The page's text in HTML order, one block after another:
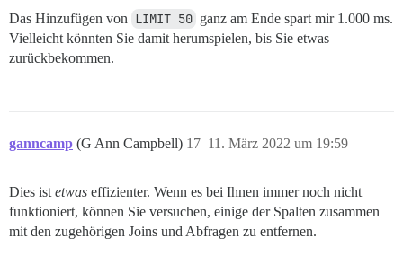
        COUNT(distinct tv.topic_id) AS topic_id
    FROM topic_views tv
    LEFT JOIN topics t on tv.topic_id=t.id
tva AS (
SELECT tv.user_id,
    COUNT(distinct tv.topic_id) AS topic_id
FROM t, topic_views tv
Das Hinzufügen von LIMIT 50 ganz am Ende spart mir 1.000 ms.
Vielleicht könnten Sie damit herumspielen, bis Sie etwas
zurückbekommen.
ganncamp (G Ann Campbell) 11. März 2022 um 19:59
17
Dies ist etwas effizienter. Wenn es bei Ihnen immer noch nicht
funktioniert, können Sie versuchen, einige der Spalten zusammen
mit den zugehörigen Joins und Abfragen zu entfernen.